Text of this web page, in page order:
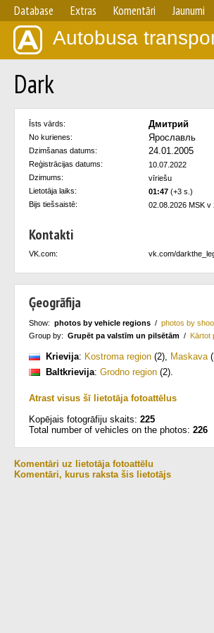
Database Extras Komentāri Jaunumi
Autobusa
Dark
Īsts vārds: Дмитрий
No kurienes: Ярославль
Dzimšanas datums: 24.01.2005
Reģistrācijas datums:
10.07.2022
Dzimums:
vīriešu
Lietotāja laiks:
01:47 (+3 s.)
Bijs tiešsaistē:
02.08.2026 MSK v
Kontakti
VK.com: vk.com/
Ģeogrāfija
Show: photos by vehicle regions / photos by
Group by: Grupēt pa valstīm un pilsētām / Kārtot
Krievija: Kostroma region (2), Maskava
Baltkrievija: Grodno region (2).
Atrast visus šī lietotāja fotoattēlus
Kopējais fotogrāfiju skaits: 225
Total number of vehicles on the photos: 226
Komentāri uz lietotāja fotoattēlu
Komentāri, kurus raksta šis lietotājs